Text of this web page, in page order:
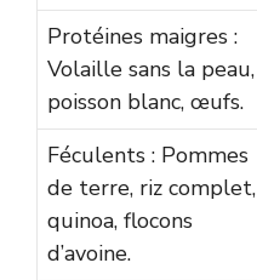
Protéines maigres :
Volaille sans la peau,
poisson blanc, œufs.
Féculents : Pommes
de terre, riz complet,
quinoa, flocons
d’avoine.